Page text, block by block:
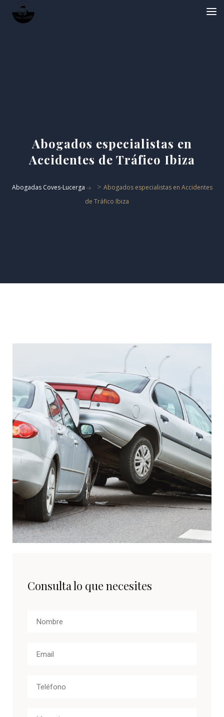
Abogados especialistas en
Accidentes de Tráfico Ibiza
Abogadas Coves-Lucerga > Abogados especialistas en Accidentes
de Tráfico Ibiza
Consulta lo que necesites